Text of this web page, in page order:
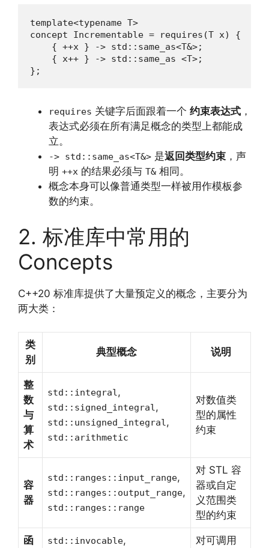
template<typename T>
concept Incrementable = requires(T x) {
    { ++x } -> std::same_as<T&>;
    { x++ } -> std::same_as <T>;
};
requires 关键字后面跟着一个 约束表达式 ，
表达式必须在所有满足概念的类型上都能成
立。
-> std::same_as<T&> 是返回类型约束 ，声
明 ++x 的结果必须与 T& 相同。
概念本身可以像普通类型一样被用作模板参
数的约束。
2. 标准库中常用的
Concepts
C++20 标准库提供了大量预定义的概念，主要分为
两大类：
类
别
典型概念 说明
整
数
与
算
术
std::integral ,
std::signed_integral ,
std::unsigned_integral ,
std::arithmetic
对数值类
型的属性
约束
容
器
std::ranges::input_range,
std::ranges::output_range,
std::ranges::range
对 STL 容
器或自定
义范围类
型的约束
函
std::invocable,
对可调用